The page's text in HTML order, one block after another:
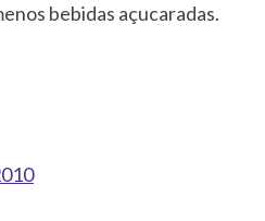
bebidas açucaradas.